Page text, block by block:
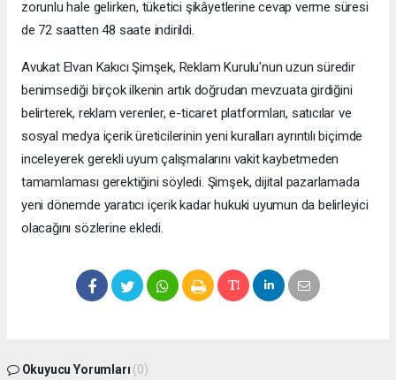
zorunlu hale gelirken, tüketici şikâyetlerine cevap verme süresi
de 72 saatten 48 saate indirildi.
Avukat Elvan Kakıcı Şimşek, Reklam Kurulu'nun uzun süredir
benimsediği birçok ilkenin artık doğrudan mevzuata girdiğini
belirterek, reklam verenler, e-ticaret platformları, satıcılar ve
sosyal medya içerik üreticilerinin yeni kuralları ayrıntılı biçimde
inceleyerek gerekli uyum çalışmalarını vakit kaybetmeden
tamamlaması gerektiğini söyledi. Şimşek, dijital pazarlamada
yeni dönemde yaratıcı içerik kadar hukuki uyumun da belirleyici
olacağını sözlerine ekledi.
Okuyucu Yorumları (0)